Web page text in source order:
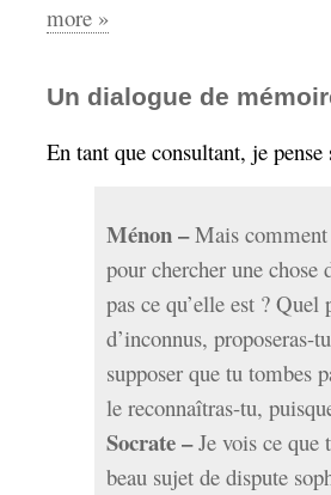
more »
Un dialogue de
En tant que consultant, je
Ménon–Mais comment
pour chercher une chose
pas ce qu’elle est ?
d’inconnus, proposeras-
supposer que tu tombes
le reconnaîtras-tu,
Socrate –Je vois ce
beau sujet de dispute